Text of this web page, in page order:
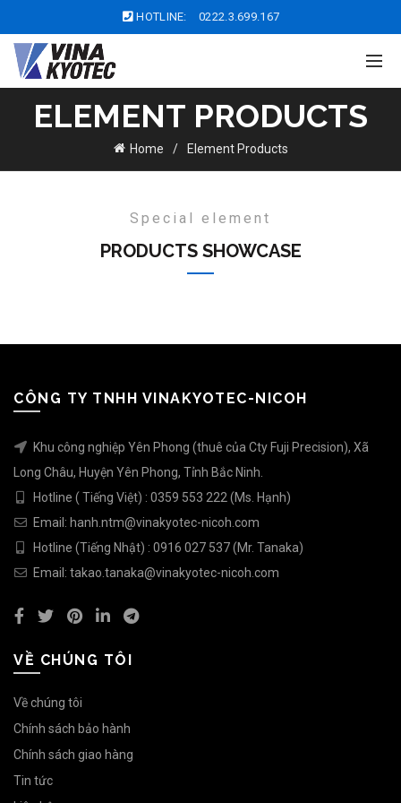
HOTLINE: 0222.3.699.167
ELEMENT PRODUCTS
Home Element Products
Special element
PRODUCTS SHOWCASE
CÔNG TY TNHH VINAKYOTEC-NICOH
Khu công nghiệp Yên Phong (thuê của Cty Fuji Precision), Xã
Long Châu, Huyện Yên Phong, Tỉnh Bắc Ninh.
Hotline ( Tiếng Việt) : 0359 553 222 (Ms. Hạnh)
Email: hanh.ntm@vinakyotec-nicoh.com
Hotline (Tiếng Nhật) : 0916 027 537 (Mr. Tanaka)
Email: takao.tanaka@vinakyotec-nicoh.com
VỀ CHÚNG TÔI
Về chúng tôi
Chính sách bảo hành
Chính sách giao hàng
Tin tức